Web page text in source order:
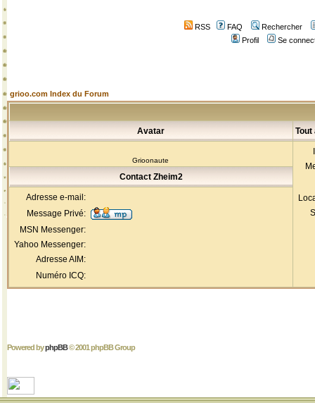
RSS FAQ
Rechercher
Profil
Se
grioo.com Index du Forum
Avatar Tout
Grioonaute
Contact Zheim2
Adresse e-mail:
Message Privé:
MSN Messenger:
Yahoo Messenger:
Adresse AIM:
Numéro ICQ:
Powered byphpBB© 2001 phpBB Group